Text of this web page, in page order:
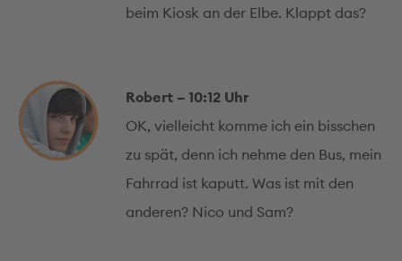
beim Kiosk an der Elbe. Klappt das?
Robert – 10:12 Uhr
OK, vielleicht komme ich ein bisschen
zu spät, denn ich nehme den Bus, mein
Fahrrad ist kaputt. Was ist mit den
anderen? Nico und Sam?